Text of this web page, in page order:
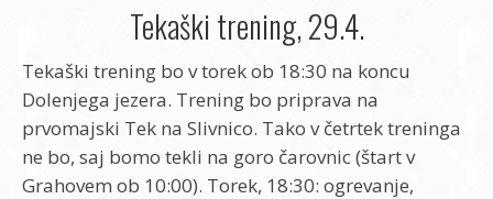
Tekaški trening, 29.4.
Tekaški trening bo v torek ob 18:30 na koncu
Dolenjega jezera. Trening bo priprava na
prvomajski Tek na Slivnico. Tako v četrtek treninga
ne bo, saj bomo tekli na goro čarovnic (štart v
Grahovem ob 10:00). Torek, 18:30: ogrevanje,